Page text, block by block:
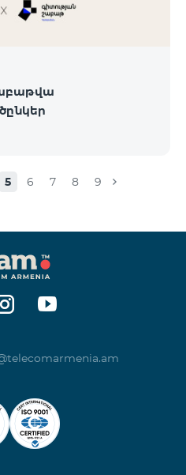
են HomPlex-ի team
5 6 7 8 9